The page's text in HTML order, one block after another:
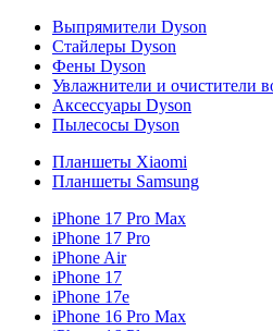
Выпрямители Dyson
Стайлеры Dyson
Фены Dyson
Увлажнители и очистители
Аксессуары Dyson
Пылесосы Dyson
Планшеты Xiaomi
Планшеты Samsung
iPhone 17 Pro Max
iPhone 17 Pro
iPhone Air
iPhone 17
iPhone 17e
iPhone 16 Pro Max